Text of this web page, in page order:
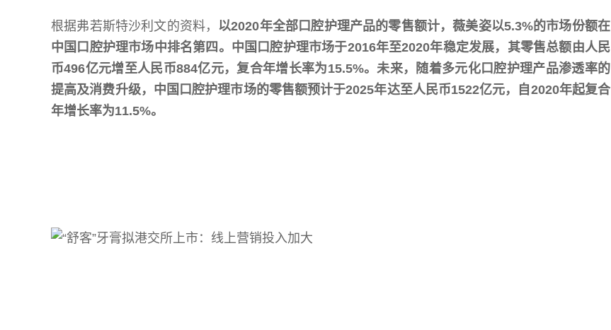
根据弗若斯特沙利文的资料， 以2020年全部口腔护理产品的零售额计，薇美姿以5.3%的市场份额在
中国口腔护理市场中排名第四。 中国口腔护理市场于2016年至2020年稳定发展，其零售总额由人民
币496亿元增至人民币884亿元，复合年增长率为15.5%。未来，随着多元化口腔护理产品渗透率的
提高及消费升级，中国口腔护理市场的零售额预计于2025年达至人民币1522亿元，自2020年起复合
年增长率为11.5%。